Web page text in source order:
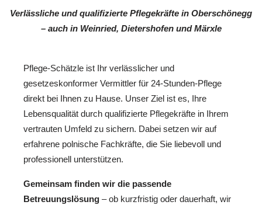
Verlässliche und qualifizierte Pflegekräfte in Oberschönegg
– auch in Weinried, Dietershofen und Märxle
Pflege-Schätzle ist Ihr verlässlicher und
gesetzeskonformer Vermittler für 24-Stunden-Pflege
direkt bei Ihnen zu Hause. Unser Ziel ist es, Ihre
Lebensqualität durch qualifizierte Pflegekräfte in Ihrem
vertrauten Umfeld zu sichern. Dabei setzen wir auf
erfahrene polnische Fachkräfte, die Sie liebevoll und
professionell unterstützen.
Gemeinsam finden wir die passende
Betreuungslösung – ob kurzfristig oder dauerhaft, wir